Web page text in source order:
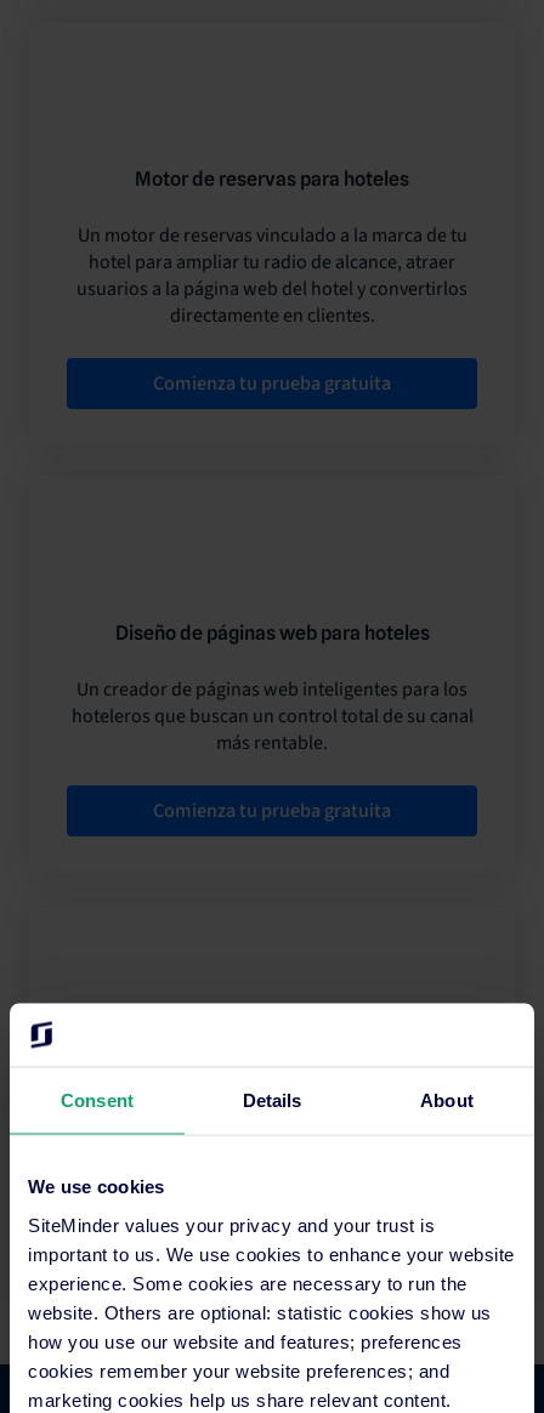
Consent Details About
We use cookies
SiteMinder values your privacy and your trust is
important to us. We use cookies to enhance your website
experience. Some cookies are necessary to run the
website. Others are optional: statistic cookies show us
how you use our website and features; preferences
cookies remember your website preferences; and
marketing cookies help us share relevant content.
Motor de reservas para hoteles
Un motor de reservas vinculado a la marca de tu
hotel para ampliar tu radio de alcance, atraer
usuarios a la página web del hotel y convertirlos
directamente en clientes.
Comienza tu prueba gratuita
Diseño de páginas web para hoteles
Un creador de páginas web inteligentes para los
hoteleros que buscan un control total de su canal
más rentable.
Comienza tu prueba gratuita
la necesidad de hacer conjeturas a la hora de
Comienza tu prueba gratuita